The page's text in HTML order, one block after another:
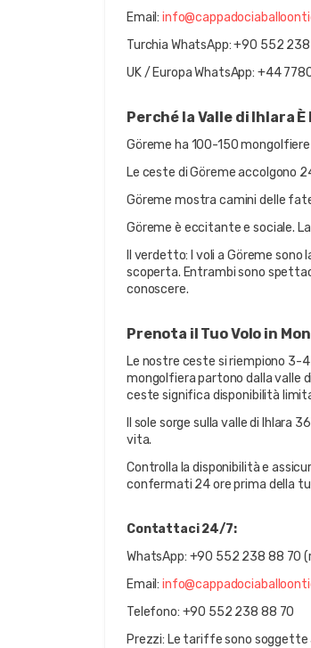
Email:
Turchia WhatsApp: +90 552
UK / Europa WhatsApp: +44
Perché la Valle di Ihlara
Göreme ha 100-150
Le ceste di Göreme accolgono
Göreme mostra camini delle
Göreme è eccitante e sociale.
Il verdetto: I voli a Göreme sono
scoperta. Entrambi sono
conoscere.
Prenota il Tuo Volo in
Le nostre ceste si riempiono 3-
mongolfiera partono dalla valle
ceste significa disponibilità
Il sole sorge sulla valle di Ihlara
vita.
Controlla la disponibilità e
confermati 24 ore prima della
Contattaci 24/7:
WhatsApp: +90 552 238 88 70
Email:
Telefono: +90 552 238 88 70
Prezzi: Le tariffe sono soggette